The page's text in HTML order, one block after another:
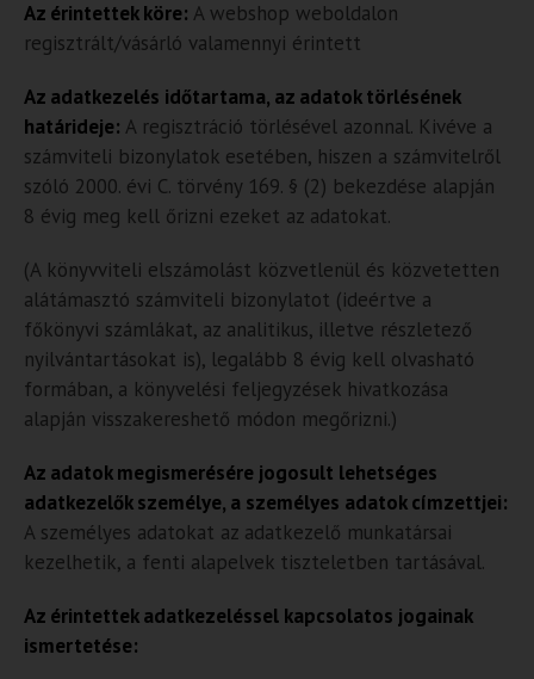
Az érintettek köre: A webshop weboldalon
regisztrált/vásárló valamennyi érintett
Az adatkezelés időtartama, az adatok törlésének
határideje: A regisztráció törlésével azonnal. Kivéve a
számviteli bizonylatok esetében, hiszen a számvitelről
szóló 2000. évi C. törvény 169. § (2) bekezdése alapján
8 évig meg kell őrizni ezeket az adatokat.
(A könyvviteli elszámolást közvetlenül és közvetetten
alátámasztó számviteli bizonylatot (ideértve a
főkönyvi számlákat, az analitikus, illetve részletező
nyilvántartásokat is), legalább 8 évig kell olvasható
formában, a könyvelési feljegyzések hivatkozása
alapján visszakereshető módon megőrizni.)
Az adatok megismerésére jogosult lehetséges
adatkezelők személye, a személyes adatok címzettjei:
A személyes adatokat az adatkezelő munkatársai
kezelhetik, a fenti alapelvek tiszteletben tartásával.
Az érintettek adatkezeléssel kapcsolatos jogainak
ismertetése: